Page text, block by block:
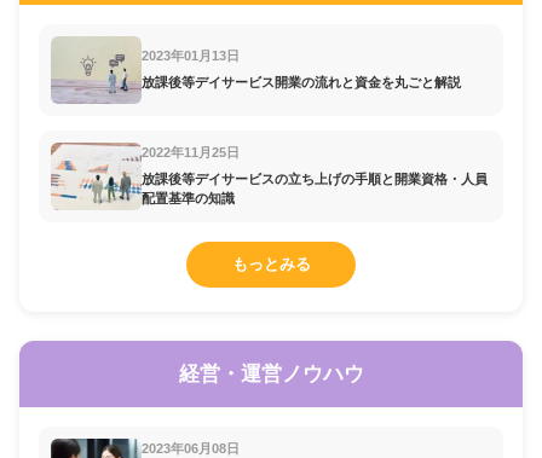
2023年01月13日
放課後等デイサービス開業の流れと資金を丸ごと解説
2022年11月25日
放課後等デイサービスの立ち上げの手順と開業資格・人員
配置基準の知識
もっとみる
経営・運営ノウハウ
2023年06月08日